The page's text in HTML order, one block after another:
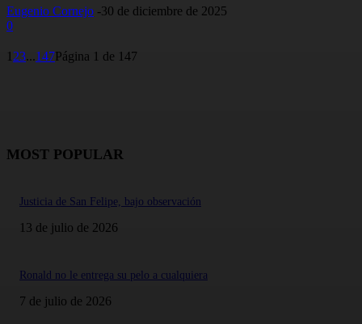
Eugenio Cornejo -30 de diciembre de 2025
0
1 23...147Página 1 de 147
MOST POPULAR
Justicia de San Felipe, bajo observación
13 de julio de 2026
Ronald no le entrega su pelo a cualquiera
7 de julio de 2026